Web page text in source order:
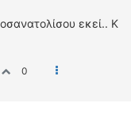
εκεί.. Κ
0